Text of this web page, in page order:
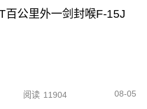
百公里外一剑封喉F-15J
阅读 11904 08-05